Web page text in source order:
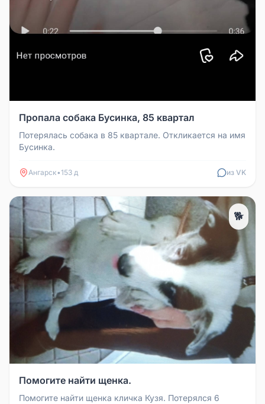
Пропала собака Бусинка, 85 квартал
Потерялась собака в 85 квартале. Откликается на имя
Бусинка.
Ангарск•153 д из VK
🐕
Помогите найти щенка.
Помогите найти щенка кличка Кузя. Потерялся 6